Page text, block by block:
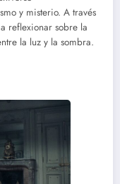
y misterio. A través
reflexionar sobre la
la luz y la sombra.